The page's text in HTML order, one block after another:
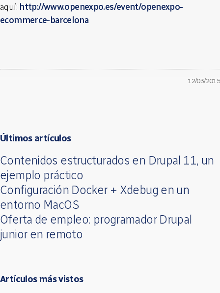
aquí: http://www.openexpo.es/event/openexpo-
ecommerce-barcelona
12/03/2015
Últimos artículos
Contenidos estructurados en Drupal 11, un
ejemplo práctico
Configuración Docker + Xdebug en un
entorno MacOS
Oferta de empleo: programador Drupal
junior en remoto
Artículos más vistos